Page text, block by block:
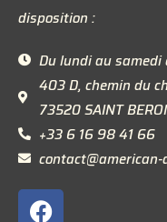
disposition :
Du lundi au
403 D, chemin du
73520 SAINT
+33 6 16 98 41 66
contact@american-
F